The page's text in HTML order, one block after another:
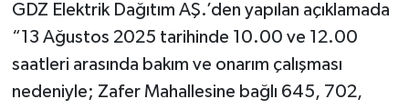
GDZ Elektrik Dağıtım AŞ.’den yapılan açıklamada
“13 Ağustos 2025 tarihinde 10.00 ve 12.00
saatleri arasında bakım ve onarım çalışması
nedeniyle; Zafer Mahallesine bağlı 645, 702,